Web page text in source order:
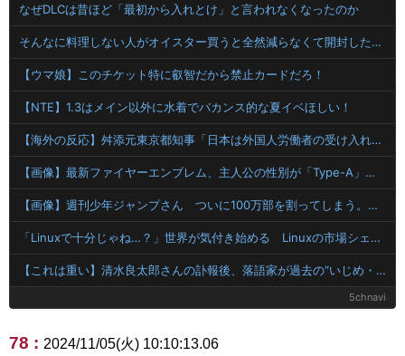
なぜDLCは昔ほど「最初から入れとけ」と言われなくなったのか
そんなに料理しない人がオイスター買うと全然減らなくて開封したまま消費期限きて使えなくなるんだよな
【ウマ娘】このチケット特に叡智だから禁止カードだろ！
【NTE】1.3はメイン以外に水着でバカンス的な夏イベほしい！
【海外の反応】舛添元東京都知事「日本は外国人労働者の受け入れ準備ができていない」 → 「変化を嫌い過ぎて準備なんて一生できないぞ」「少子化が問題として挙がったのは何年も前の話なのに」
【画像】最新ファイヤーエンブレム、主人公の性別が「Type-A」と「Type-B」になってしまう
【画像】週刊少年ジャンプさん ついに100万部を割ってしまう。何故ジャンプは読まれなくなったのか
「Linuxで十分じゃね…？」世界が気付き始める Linuxの市場シェアが初めて10%超える
【これは重い】清水良太郎さんの訃報後、落語家が過去の“いじめ・暴行被害”を告発
5chnavi
78 : 2024/11/05(火) 10:10:13.06